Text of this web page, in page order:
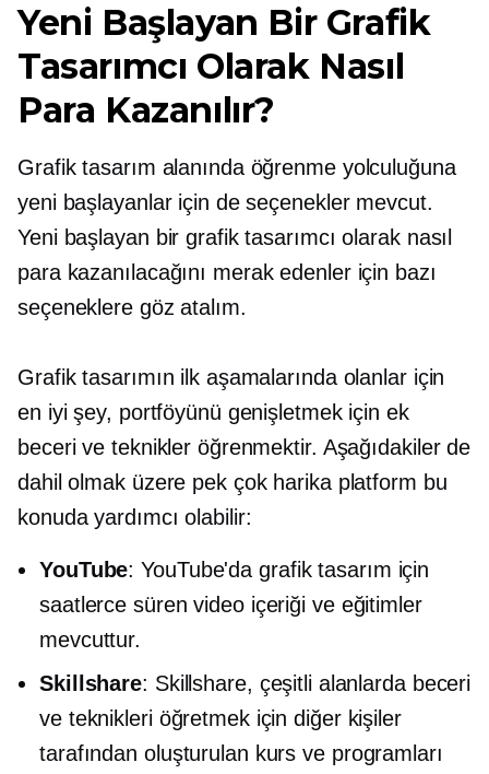
Yeni Başlayan Bir Grafik
Tasarımcı Olarak Nasıl
Para Kazanılır?
Grafik tasarım alanında öğrenme yolculuğuna
yeni başlayanlar için de seçenekler mevcut.
Yeni başlayan bir grafik tasarımcı olarak nasıl
para kazanılacağını merak edenler için bazı
seçeneklere göz atalım.
Grafik tasarımın ilk aşamalarında olanlar için
en iyi şey, portföyünü genişletmek için ek
beceri ve teknikler öğrenmektir. Aşağıdakiler de
dahil olmak üzere pek çok harika platform bu
konuda yardımcı olabilir:
YouTube: YouTube'da grafik tasarım için
saatlerce süren video içeriği ve eğitimler
mevcuttur.
Skillshare: Skillshare, çeşitli alanlarda beceri
ve teknikleri öğretmek için diğer kişiler
tarafından oluşturulan kurs ve programları